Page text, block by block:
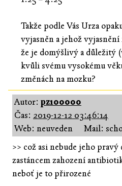
Takže podle Vás Urza
vyjasněn a jehož
že je domýšlivý a důležitý
kvůli svému vysokému
změnách na mozku?
Autor: pz100000
Čas: 2019-12-12 03:46:14
Web: neuveden
Mail:
>> což asi nebude jeho
zastáncem zahození
neboť je to přirozené